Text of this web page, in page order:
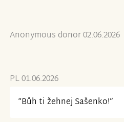
Anonymous donor 02.06.2026
PL 01.06.2026
“Bůh ti žehnej Sašenko!”